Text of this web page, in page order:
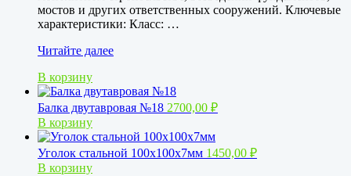
мостов и других ответственных сооружений. Ключевые
характеристики: Класс: …
Арматура
32мм
АIII
Читайте далее
В корзину
Балка двутавровая №18 2700,00 ₽
В корзину
Уголок стальной 100х100х7мм 1450,00 ₽
В корзину